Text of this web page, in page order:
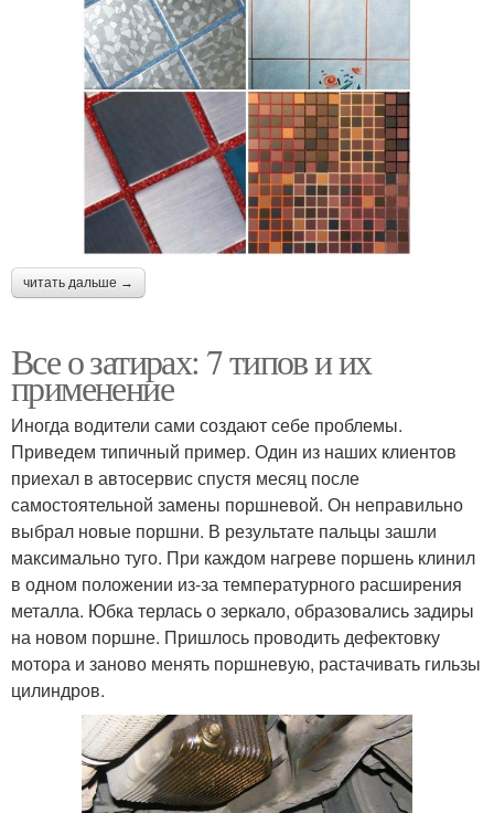
читать дальше →
Все о затирах: 7 типов и их
применение
Иногда водители сами создают себе проблемы.
Приведем типичный пример. Один из наших клиентов
приехал в автосервис спустя месяц после
самостоятельной замены поршневой. Он неправильно
выбрал новые поршни. В результате пальцы зашли
максимально туго. При каждом нагреве поршень клинил
в одном положении из‐за температурного расширения
металла. Юбка терлась о зеркало, образовались задиры
на новом поршне. Пришлось проводить дефектовку
мотора и заново менять поршневую, растачивать гильзы
цилиндров.